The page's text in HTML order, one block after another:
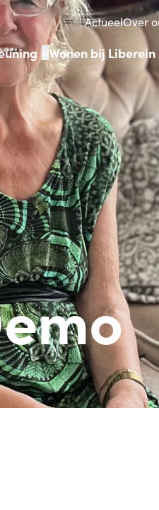
ActueelOver
Wonen bij Liberein